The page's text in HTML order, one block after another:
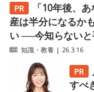
「10年後、
産は半分になるか
い ──今知らないと
知識・教養 | 26.3.16
すべ